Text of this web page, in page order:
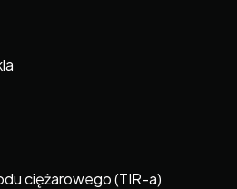
ciężarowego (TIR-a)